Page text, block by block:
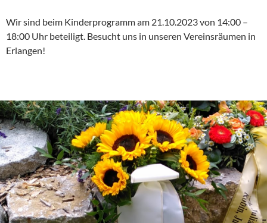
Wir sind beim Kinderprogramm am 21.10.2023 von 14:00 –
18:00 Uhr beteiligt. Besucht uns in unseren Vereinsräumen in
Erlangen!